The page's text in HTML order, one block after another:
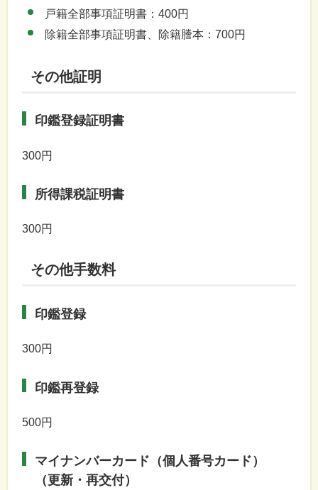
戸籍全部事項証明書：400円
除籍全部事項証明書、除籍謄本：700円
その他証明
印鑑登録証明書
300円
所得課税証明書
300円
その他手数料
印鑑登録
300円
印鑑再登録
500円
マイナンバーカード（個人番号カード）
（更新・再交付）